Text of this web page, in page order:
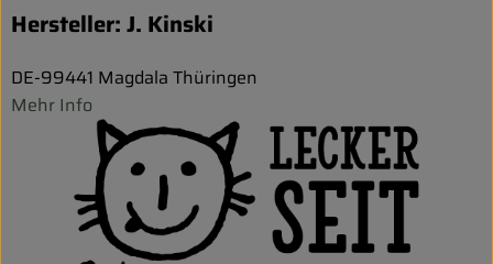
Hersteller: J. Kinski
DE-99441 Magdala Thüringen
Mehr Info